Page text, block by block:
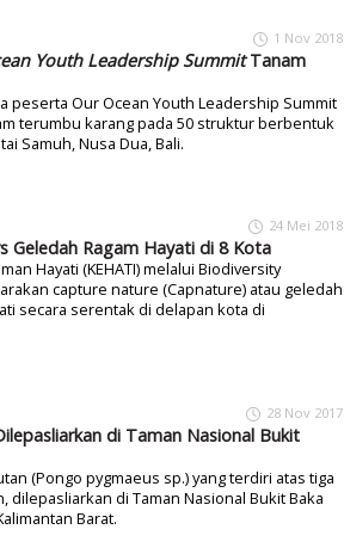
1 Nov 2018
Youth Leadership SummitTanam
peserta Our Ocean Youth Leadership Summit
terumbu karang pada 50 struktur berbentuk
Samuh, Nusa Dua, Bali.
24 Mei 2018
Geledah Ragam Hayati di 8 Kota
Hayati (KEHATI) melalui Biodiversity
capture nature (Capnature) atau geledah
secara serentak di delapan kota di
28 Nov 2017
di Taman Nasional Bukit
(Pongo pygmaeus sp.) yang terdiri atas tiga
dilepasliarkan di Taman Nasional Bukit Baka
Barat.